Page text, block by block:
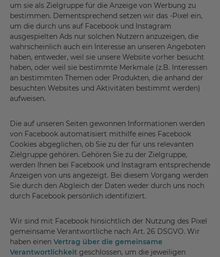
um sie als Zielgruppe für die Anzeige von Werbung zu
bestimmen. Dementsprechend setzen wir das -Pixel ein,
um die durch uns auf Facebook und Instagram
ausgespielten Ads nur solchen Nutzern anzuzeigen, die
wahrscheinlich auch ein Interesse an unseren Angeboten
haben, entweder, weil sie unsere Website vorher besucht
haben, oder weil sie bestimmte Merkmale (z.B. Interessen
an bestimmten Themen oder Produkten, die anhand der
besuchten Websites und Aktivitäten bestimmt werden)
aufweisen.
Die auf unseren Seiten gewonnen Informationen werden
von Facebook automatisiert mithilfe eines Facebook
Cookies abgeglichen, ob Sie zu der für uns relevanten
Zielgruppe gehören. Gehören Sie zu der Zielgruppe,
werden Ihnen bei Facebook und Instagram entsprechende
Anzeigen von uns angezeigt. Bei diesem Vorgang werden
Sie durch den Abgleich der Daten weder durch uns noch
durch Facebook persönlich identifiziert.
Wir sind mit Facebook hinsichtlich der Nutzung des Pixel
gemeinsame Verantwortliche nach Art. 26 DSGVO. Wir
haben einen Vertrag über die gemeinsame
Verantwortlichkeit geschlossen, um die jeweiligen